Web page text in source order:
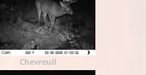
Chevreuil